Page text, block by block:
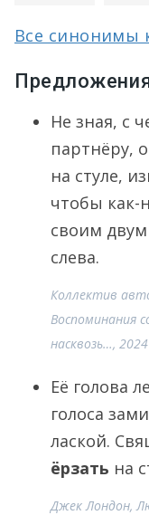
Все синонимы
Не зная, с
партнёру,
на стуле,
чтобы как-
своим
слева.
Коллектив
Воспоминания
насквозь…, 2024
Её голова
голоса
лаской.
ёрзать на
Джек Лондон,